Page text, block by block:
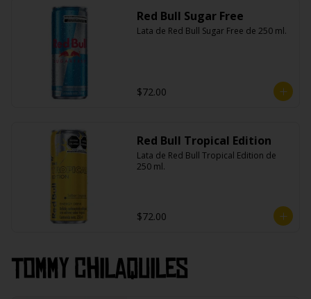
Red Bull Sugar Free
Lata de Red Bull Sugar Free de 250 ml.
$72.00
Red Bull Tropical Edition
Lata de Red Bull Tropical Edition de
250 ml.
$72.00
Tommy Chilaquiles